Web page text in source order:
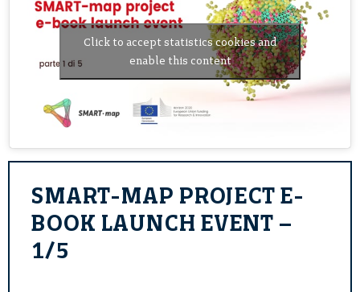
Click to accept statistics cookies and
enable this content
SMART-MAP PROJECT E-
BOOK LAUNCH EVENT –
1/5